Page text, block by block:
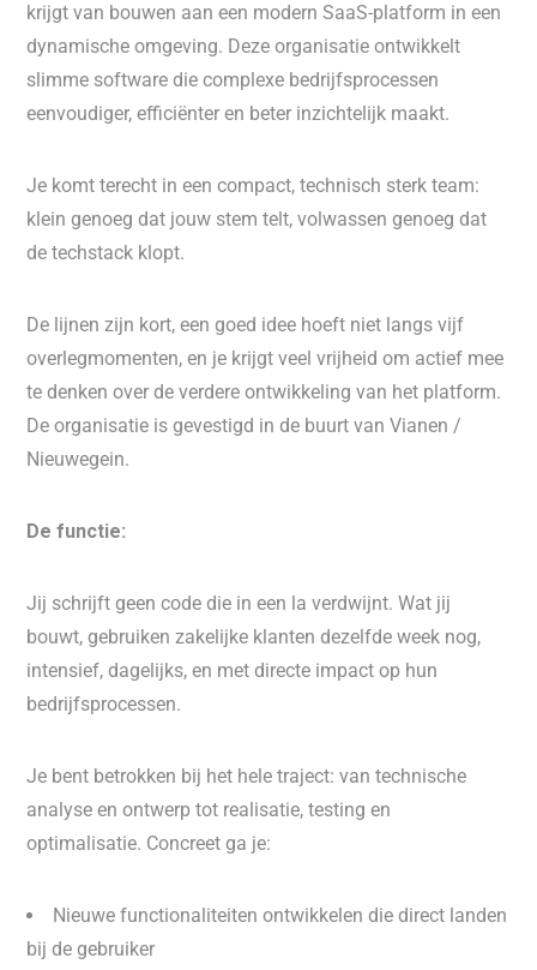
krijgt van bouwen aan een modern SaaS-platform in een
dynamische omgeving. Deze organisatie ontwikkelt
slimme software die complexe bedrijfsprocessen
eenvoudiger, efficiënter en beter inzichtelijk maakt.
Je komt terecht in een compact, technisch sterk team:
klein genoeg dat jouw stem telt, volwassen genoeg dat
de techstack klopt.
De lijnen zijn kort, een goed idee hoeft niet langs vijf
overlegmomenten, en je krijgt veel vrijheid om actief mee
te denken over de verdere ontwikkeling van het platform.
De organisatie is gevestigd in de buurt van Vianen /
Nieuwegein.
De functie:
Jij schrijft geen code die in een la verdwijnt. Wat jij
bouwt, gebruiken zakelijke klanten dezelfde week nog,
intensief, dagelijks, en met directe impact op hun
bedrijfsprocessen.
Je bent betrokken bij het hele traject: van technische
analyse en ontwerp tot realisatie, testing en
optimalisatie. Concreet ga je:
Nieuwe functionaliteiten ontwikkelen die direct landen
bij de gebruiker